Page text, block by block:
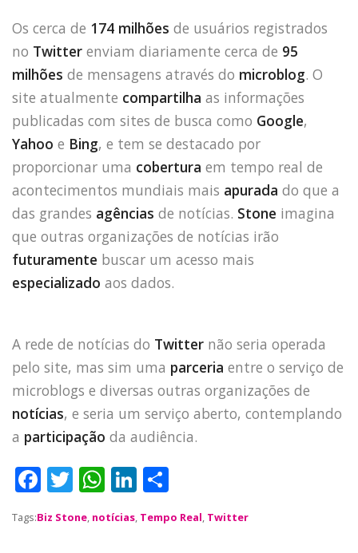
HOME
JOBS
TECH
BLOG
DEPOIMENTOS
CONTATO
Os cerca de 174 milhões de usuários registrados
no Twitter enviam diariamente cerca de 95
milhões de mensagens através do microblog. O
site atualmente compartilha as informações
publicadas com sites de busca como Google,
Yahoo e Bing, e tem se destacado por
proporcionar uma cobertura em tempo real de
acontecimentos mundiais mais apurada do que a
das grandes agências de notícias. Stone imagina
que outras organizações de notícias irão
futuramente buscar um acesso mais
especializado aos dados.
A rede de notícias do Twitter não seria operada
pelo site, mas sim uma parceria entre o serviço de
microblogs e diversas outras organizações de
notícias, e seria um serviço aberto, contemplando
a participação da audiência.
F
a
c
T
it
W
h
a
Li
n
k
h
a
Tags:Biz Stone, notícias, Tempo Real, Twitter